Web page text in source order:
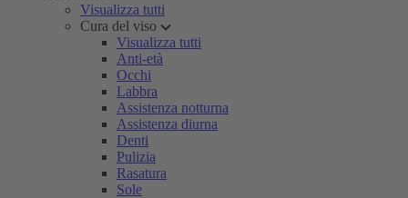
Visualizza tutti
Cura del viso
Visualizza tutti
Anti-età
Occhi
Labbra
Assistenza notturna
Assistenza diurna
Denti
Pulizia
Rasatura
Sole